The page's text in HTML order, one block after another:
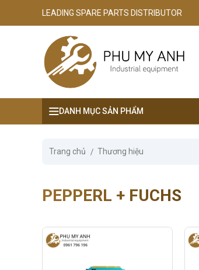
LEADING SPARE PARTS DISTRIBUTOR
DANH MỤC SẢN PHẨM
Trang chủ Thương hiệu
PEPPERL + FUCHS